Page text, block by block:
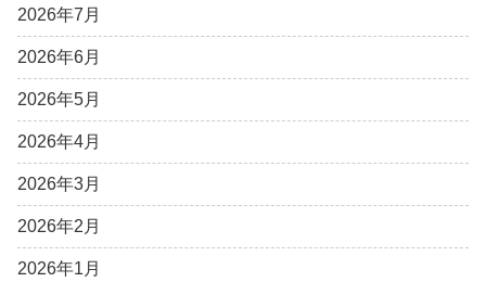
2026年7月
2026年6月
2026年5月
2026年4月
2026年3月
2026年2月
2026年1月